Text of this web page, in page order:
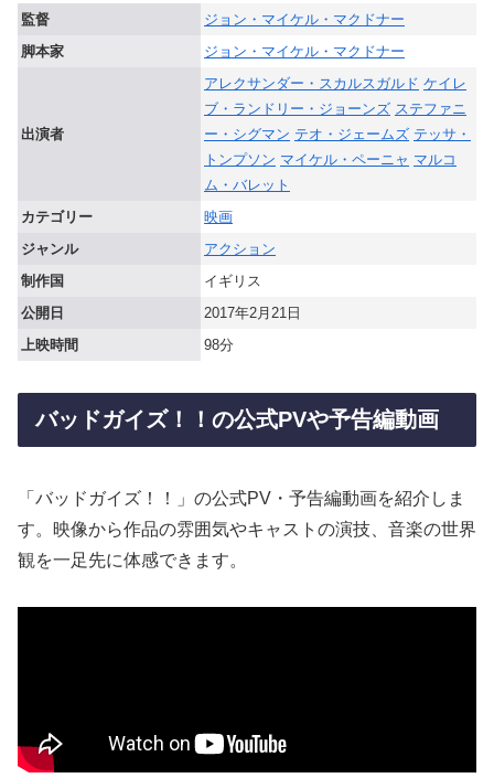
監督
ジョン・マイケル・マクドナー
脚本家
ジョン・マイケル・マクドナー
出演者
アレクサンダー・スカルスガルド ケイレ
ブ・ランドリー・ジョーンズ ステファニ
ー・シグマン テオ・ジェームズ テッサ・
トンプソン マイケル・ペーニャ マルコ
ム・バレット
カテゴリー
映画
ジャンル
アクション
制作国
イギリス
公開日
2017年2月21日
上映時間
98分
バッドガイズ！！の公式PVや予告編動画
「バッドガイズ！！」の公式PV・予告編動画を紹介しま
す。映像から作品の雰囲気やキャストの演技、音楽の世界
観を一足先に体感できます。